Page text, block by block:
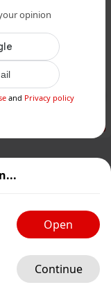
Open
Continue
opinion
and Privacy policy
: faites-
Private